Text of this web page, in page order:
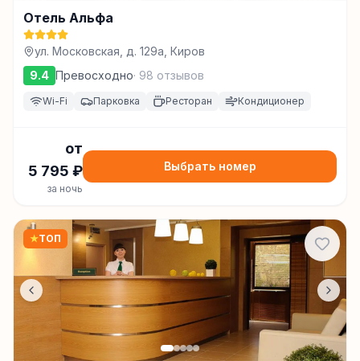
Отель Альфа
ул. Московская, д. 129а, Киров
9.4 Превосходно· 98 отзывов
Wi-Fi Парковка Ресторан Кондиционер
от
5 795 ₽
за ночь
Выбрать номер
★ТОП